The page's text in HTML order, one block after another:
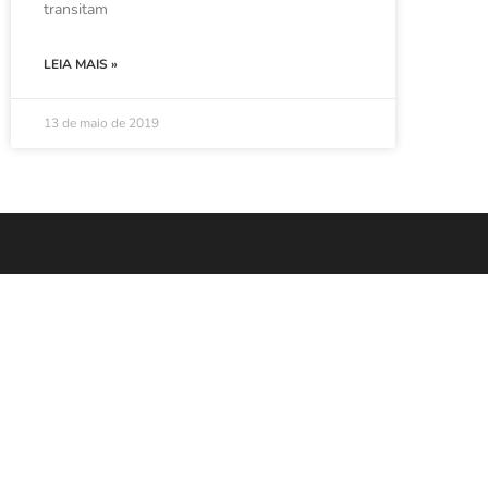
transitam
LEIA MAIS »
13 de maio de 2019